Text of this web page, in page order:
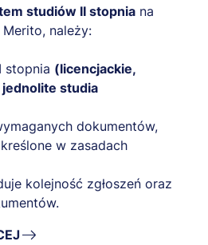
studiów II stopnia na
należy:
stopnia (licencjackie,
studia
dokumentów,
w zasadach
kolejność zgłoszeń oraz